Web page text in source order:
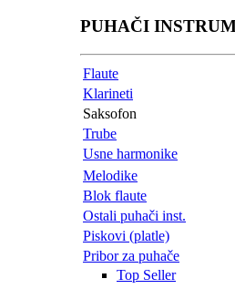
PUHAČI
Flaute
Klarineti
Saksofon
Trube
Usne harmonike
Melodike
Blok flaute
Ostali puhači inst.
Piskovi (platle)
Pribor za puhače
Top Seller